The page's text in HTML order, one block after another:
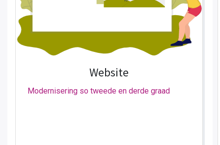
Website
Modernisering so tweede en derde graad